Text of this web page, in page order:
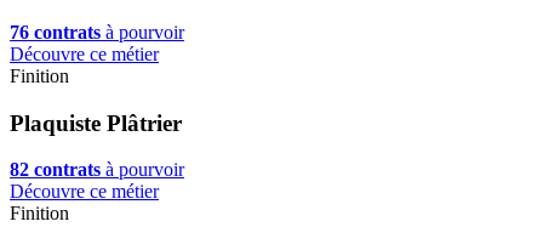
76 contrats à pourvoir
Découvre ce métier
Finition
Plaquiste Plâtrier
82 contrats à pourvoir
Découvre ce métier
Finition